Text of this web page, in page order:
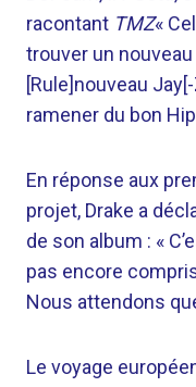
racontant TMZ«
trouver un
[Rule]nouveau
ramener du bon
En réponse aux
projet, Drake a
de son album : «
pas encore
Nous attendons
Le voyage